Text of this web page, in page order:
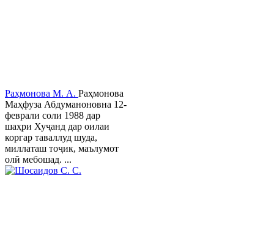
Раҳмонова М. А. Раҳмонова
Маҳфуза Абдуманоновна 12-
феврали соли 1988 дар
шаҳри Хуҷанд дар оилаи
коргар таваллуд шуда,
миллаташ тоҷик, маълумот
олӣ мебошад. ...